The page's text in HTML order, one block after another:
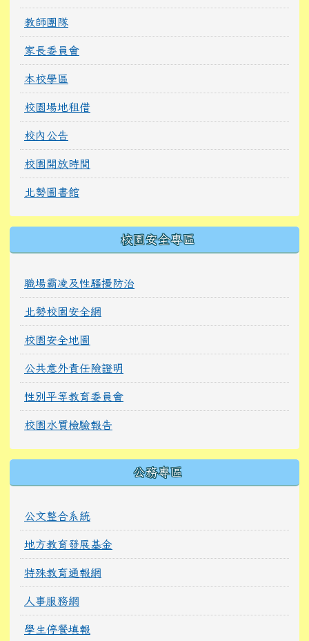
教師團隊
家長委員會
本校學區
校園場地租借
校內公告
校園開放時間
北勢圖書館
校園安全專區
職場霸凌及性騷擾防治
北勢校園安全網
校園安全地圖
公共意外責任險證明
性別平等教育委員會
校園水質檢驗報告
公務專區
公文整合系統
地方教育發展基金
特殊教育通報網
人事服務網
學生停餐填報